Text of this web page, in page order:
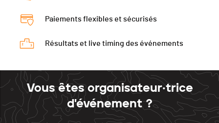
Paiements flexibles et sécurisés
Résultats et live timing des événements
Vous êtes organisateur·trice
d'événement ?